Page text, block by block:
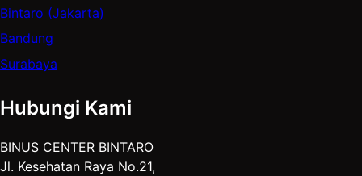
Bintaro (Jakarta)
Bandung
Surabaya
Hubungi Kami
BINUS CENTER BINTARO
Jl. Kesehatan Raya No.21,